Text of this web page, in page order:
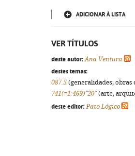
ADICIONAR À LISTA
VER TÍTULOS
deste autor: Ana Ventura
destes temas:
087.5 (generalidades,
741(=1:469)"20"(arte,
deste editor: Pato Lógico